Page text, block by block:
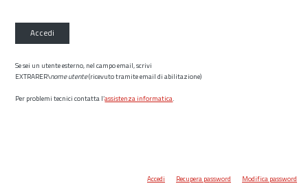
Accedi
Se sei un utente esterno, nel campo email, scrivi
EXTRARER\nome utente(ricevuto tramite email di abilitazione)
Per problemi tecnici contatta l’assistenza informatica.
Accedi Recupera password Modifica password